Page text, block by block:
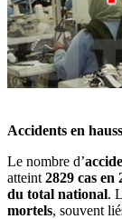
Accidents en
Le nombre d’
atteint 2829 cas en
du total national.
mortels, souvent